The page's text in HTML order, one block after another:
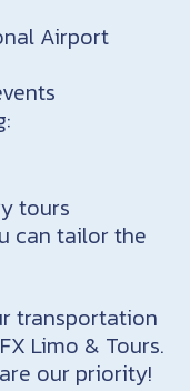
Airport
tours
can tailor the
transportation
Limo & Tours.
our priority!